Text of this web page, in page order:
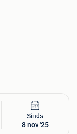
Sinds
8 nov '25